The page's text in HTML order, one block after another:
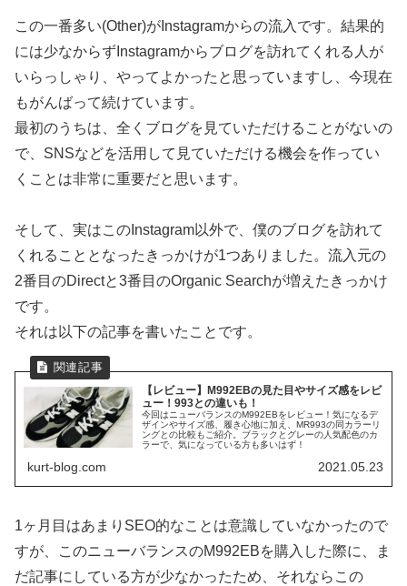
この一番多い(Other)がInstagramからの流入です。結果的
には少なからずInstagramからブログを訪れてくれる人が
いらっしゃり、やってよかったと思っていますし、今現在
もがんばって続けています。
最初のうちは、全くブログを見ていただけることがないの
で、SNSなどを活用して見ていただける機会を作ってい
くことは非常に重要だと思います。
そして、実はこのInstagram以外で、僕のブログを訪れて
くれることとなったきっかけが1つありました。流入元の
2番目のDirectと3番目のOrganic Searchが増えたきっかけ
です。
それは以下の記事を書いたことです。
【レビュー】M992EBの見た目やサイズ感をレビ
ュー！993との違いも！
今回はニューバランスのM992EBをレビュー！気になるデ
ザインやサイズ感、履き心地に加え、MR993の同カラーリ
ングとの比較もご紹介。ブラックとグレーの人気配色のカ
ラーで、気になっている方も多いはず！
kurt-blog.com 2021.05.23
1ヶ月目はあまりSEO的なことは意識していなかったので
すが、このニューバランスのM992EBを購入した際に、ま
だ記事にしている方が少なかったため、それならこの